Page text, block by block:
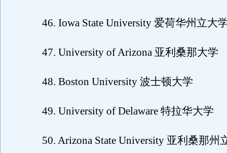
46. Iowa State University 爱荷华州立大
47. University of Arizona 亚利桑那大学
48. Boston University 波士顿大学
49. University of Delaware 特拉华大学
50. Arizona State University 亚利桑那州